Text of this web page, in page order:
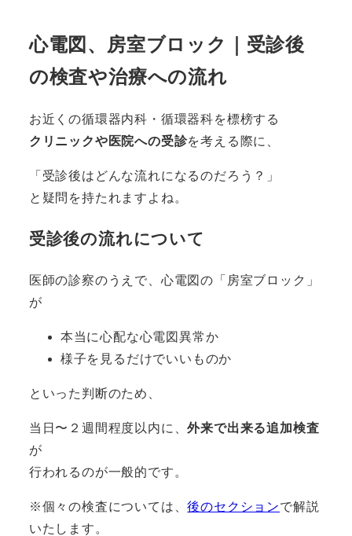
心電図、房室ブロック｜受診後
の検査や治療への流れ
お近くの循環器内科・循環器科を標榜する
クリニックや医院への受診を考える際に、
「受診後はどんな流れになるのだろう？」
と疑問を持たれますよね。
受診後の流れについて
医師の診察のうえで、心電図の「房室ブロック」
が
本当に心配な心電図異常か
様子を見るだけでいいものか
といった判断のため、
当日〜２週間程度以内に、外来で出来る追加検査
が
行われるのが一般的です。
※個々の検査については、後のセクションで解説
いたします。